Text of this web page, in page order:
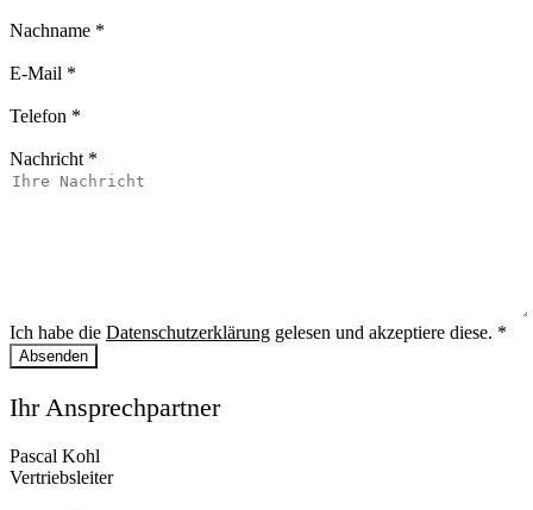
Nachname *
E-Mail *
Telefon *
Nachricht *
Ich habe die Datenschutzerklärung gelesen und akzeptiere diese. *
Absenden
Ihr Ansprechpartner
Pascal Kohl
Vertriebsleiter